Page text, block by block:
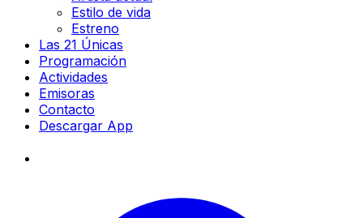
Estilo de vida
Estreno
Las 21 Únicas
Programación
Actividades
Emisoras
Contacto
Descargar App